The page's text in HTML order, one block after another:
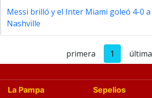
Messi brilló y el Inter Miami goleó 4-0 a
Nashville
primera 1 última
La Pampa Sepelios